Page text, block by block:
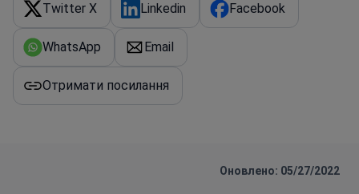
Twitter X Linkedin Facebook
WhatsApp Email
Отримати посилання
Оновлено: 05/27/2022